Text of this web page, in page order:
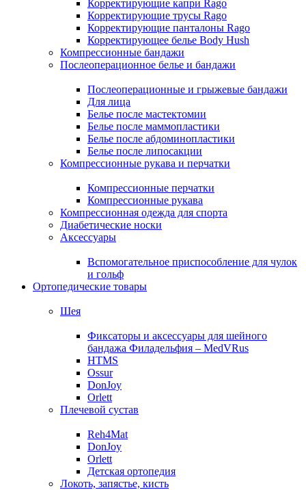
Корректирующие капри Rago
Корректирующие трусы Rago
Корректирующие панталоны Rago
Корректирующее белье Body Hush
Компрессионные бандажи
Послеоперационное белье и бандажи
Послеоперационные и грыжевые бандажи
Для лица
Белье после мастектомии
Белье после маммопластики
Белье после абдоминопластики
Белье после липосакции
Компрессионные рукава и перчатки
Компрессионные перчатки
Компрессионные рукава
Компрессионная одежда для спорта
Диабетические носки
Аксессуары
Вспомогательное приспособление для чулок
и гольф
Ортопедические товары
Шея
Фиксаторы и аксессуары для шейного
бандажа Филадельфия – MedVRus
HTMS
Ossur
DonJoy
Orlett
Плечевой сустав
Reh4Mat
DonJoy
Orlett
Детская ортопедия
Локоть, запястье, кисть